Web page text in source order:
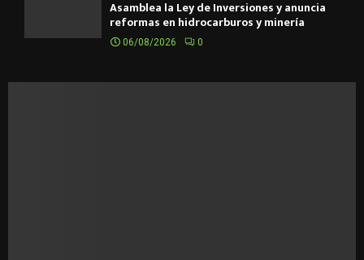
Asamblea la Ley de Inversiones y anuncia
reformas en hidrocarburos y minería
06/08/2026 0